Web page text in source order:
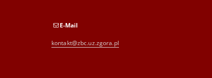
E-Mail
kontakt@zbc.uz.zgora.pl